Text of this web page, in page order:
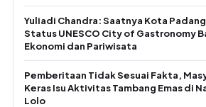
Yuliadi Chandra: Saatnya Kota
Status UNESCO City of Gastronomy
Ekonomi dan Pariwisata
Pemberitaan Tidak Sesuai Fakta,
Keras Isu Aktivitas Tambang Emas di
Lolo